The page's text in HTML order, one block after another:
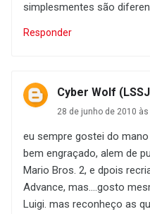
simplesmentes são
Responder
Cyber Wolf
28 de junho de 2010
eu sempre gostei do mano
bem engraçado, alem de
Mario Bros. 2, e dpois
Advance, mas....gosto
Luigi. mas reconheço as